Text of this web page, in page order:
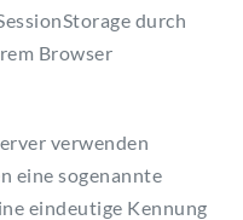
durch
Browser
verwenden
eine sogenannte
eindeutige Kennung